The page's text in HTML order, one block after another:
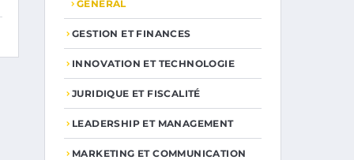
GENERAL
GESTION ET FINANCES
INNOVATION ET TECHNOLOGIE
JURIDIQUE ET FISCALITÉ
LEADERSHIP ET MANAGEMENT
MARKETING ET COMMUNICATION